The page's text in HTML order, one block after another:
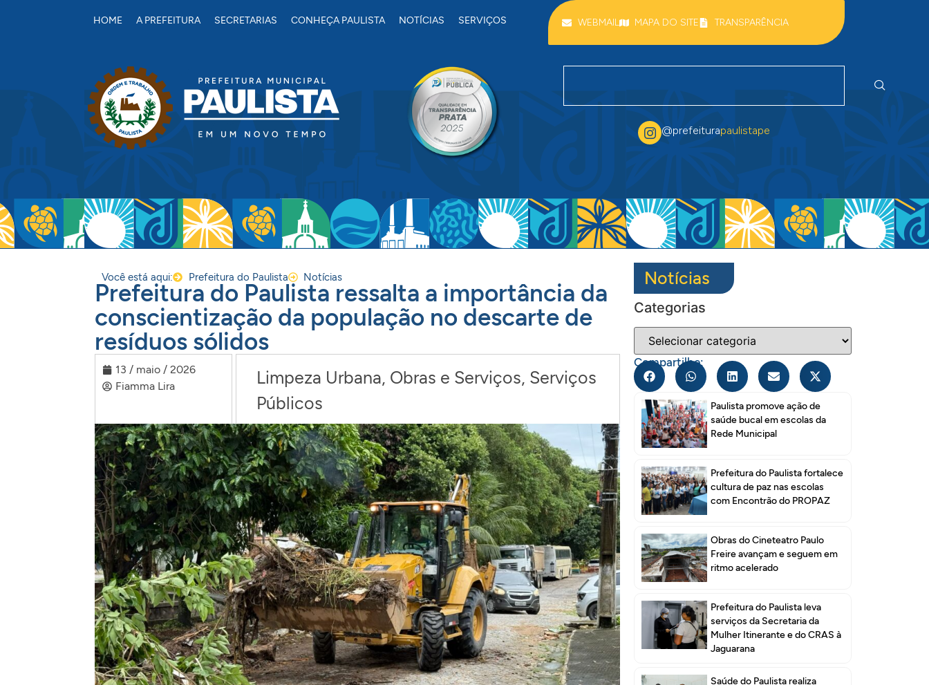
HOME A PREFEITURA SECRETARIAS CONHEÇA PAULISTA NOTÍCIAS SERVIÇOS WEBMAIL MAPA DO SITE TRANSPARÊNCIA
@prefeiturapaulistape
Você está aqui: Prefeitura do Paulista Notícias
Prefeitura do Paulista ressalta a importância da
conscientização da população no descarte de
resíduos sólidos
13 / maio / 2026
Fiamma Lira
Limpeza Urbana, Obras e Serviços, Serviços
Públicos
Notícias
Categorias
Compartilhe:
Paulista promove ação de
saúde bucal em escolas da
Rede Municipal
Prefeitura do Paulista fortalece
cultura de paz nas escolas
com Encontrão do PROPAZ
Obras do Cineteatro Paulo
Freire avançam e seguem em
ritmo acelerado
Prefeitura do Paulista leva
serviços da Secretaria da
Mulher Itinerante e do CRAS à
Jaguarana
Saúde do Paulista realiza